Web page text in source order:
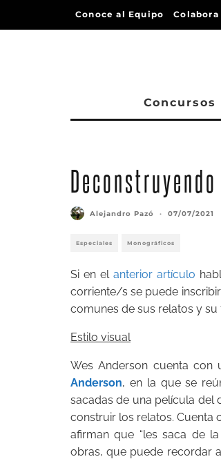
Conoce al Equipo
Concursos
Alejandro Pazó · 07/07/2021
Especiales Monográficos
Si en el anterior artículo
corriente/s se puede
comunes de sus relatos y
Estilo visual
Wes Anderson cuenta con
Anderson, en la que se
sacadas de una película del
construir los relatos. Cuenta
afirman que “les saca de
obras, que puede recordar